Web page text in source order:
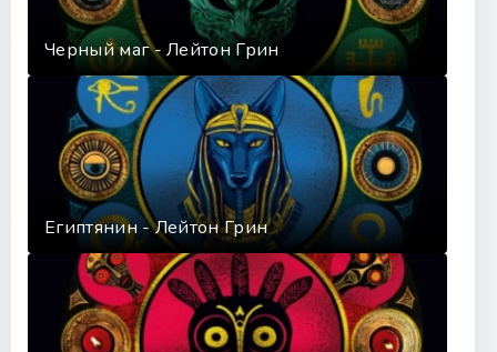
Черный маг - Лейтон Грин
Египтянин - Лейтон Грин